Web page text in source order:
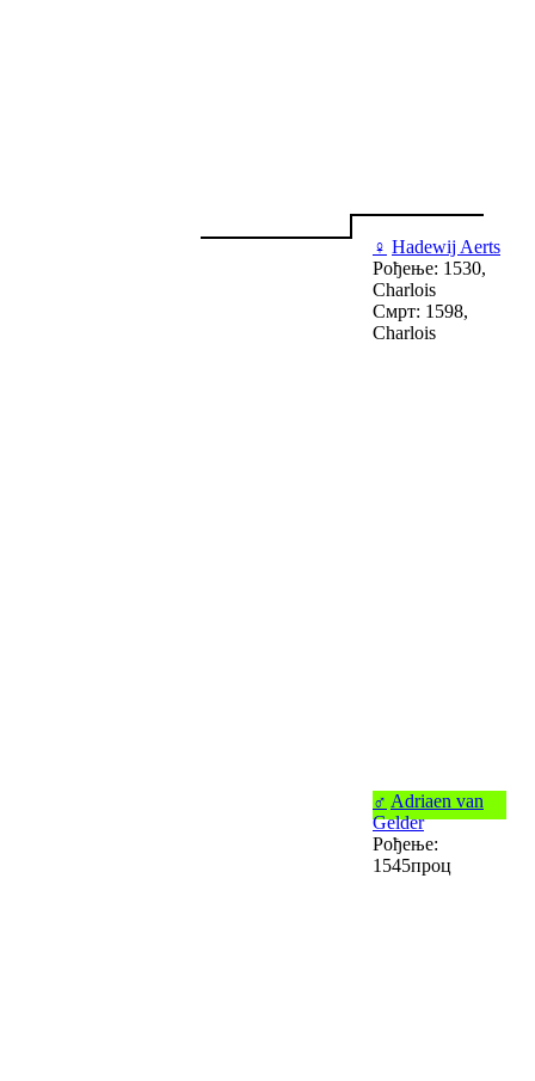
♀ Hadewij Aerts
Рођење: 1530,
Charlois
Смрт: 1598,
Charlois
♂ Adriaen van
Gelder
Рођење:
1545проц